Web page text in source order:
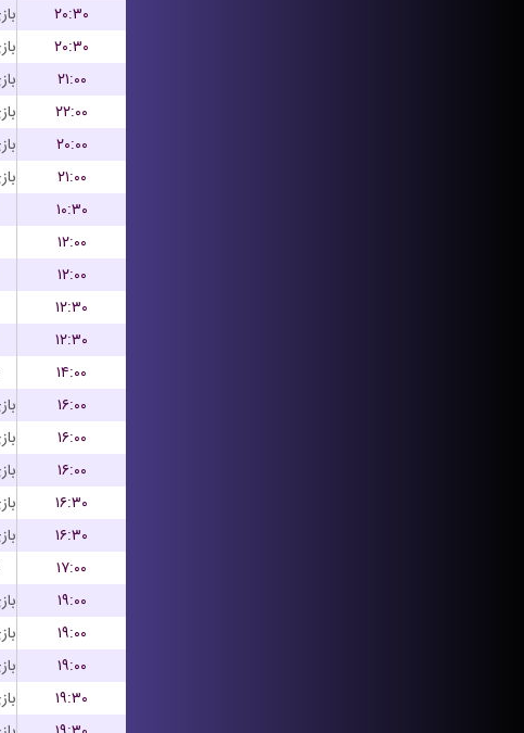
۲۰:۳۰
۲۰:۳۰
۲۱:۰۰
۲۲:۰۰
۲۰:۰۰
۲۱:۰۰
۱۰:۳۰
۱۲:۰۰
۱۲:۰۰
۱۲:۳۰
۱۲:۳۰
۱۴:۰۰
۱۶:۰۰
۱۶:۰۰
۱۶:۰۰
۱۶:۳۰
۱۶:۳۰
۱۷:۰۰
۱۹:۰۰
۱۹:۰۰
۱۹:۰۰
۱۹:۳۰